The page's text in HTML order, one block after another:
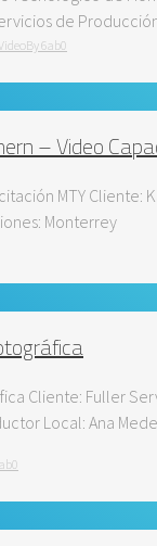
de
By6ab0
– Video
MTY Cliente:
Monterrey
Cliente: Fuller
Local: Ana